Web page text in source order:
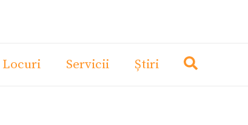
Locuri Servicii Știri